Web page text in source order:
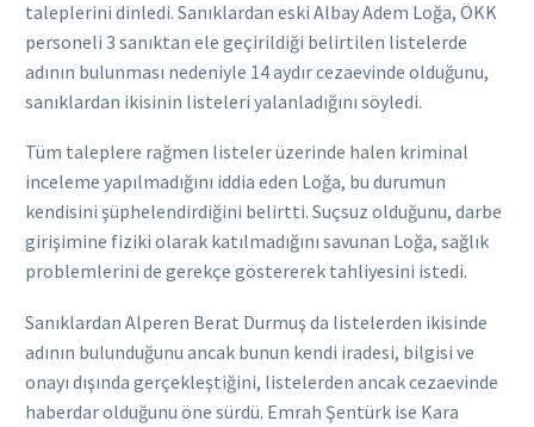
taleplerini dinledi. Sanıklardan eski Albay Adem Loğa, ÖKK
personeli 3 sanıktan ele geçirildiği belirtilen listelerde
adının bulunması nedeniyle 14 aydır cezaevinde olduğunu,
sanıklardan ikisinin listeleri yalanladığını söyledi.
Tüm taleplere rağmen listeler üzerinde halen kriminal
inceleme yapılmadığını iddia eden Loğa, bu durumun
kendisini şüphelendirdiğini belirtti. Suçsuz olduğunu, darbe
girişimine fiziki olarak katılmadığını savunan Loğa, sağlık
problemlerini de gerekçe göstererek tahliyesini istedi.
Sanıklardan Alperen Berat Durmuş da listelerden ikisinde
adının bulunduğunu ancak bunun kendi iradesi, bilgisi ve
onayı dışında gerçekleştiğini, listelerden ancak cezaevinde
haberdar olduğunu öne sürdü. Emrah Şentürk ise Kara